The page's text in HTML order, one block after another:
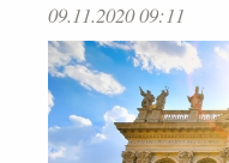
09.11.2020 09:11